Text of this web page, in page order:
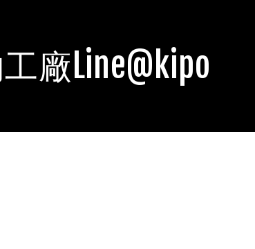
廠Line@kipo